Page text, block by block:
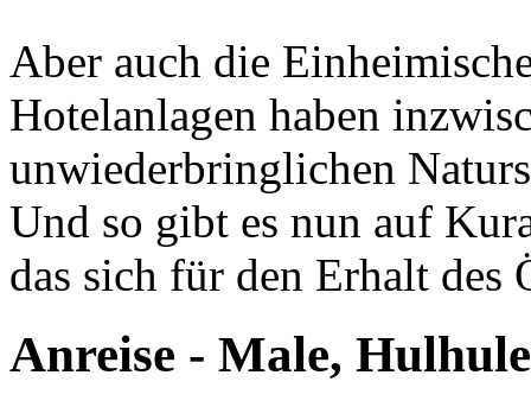
Aber auch die
Hotelanlagen haben
unwiederbringlichen
Und so gibt es nun auf
das sich für den Erhalt des
Anreise - Male, Hulhule